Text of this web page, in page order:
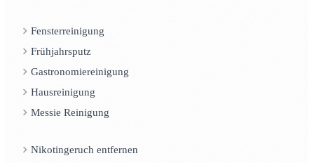
Fensterreinigung
Frühjahrsputz
Gastronomiereinigung
Hausreinigung
Messie Reinigung
Nikotingeruch entfernen